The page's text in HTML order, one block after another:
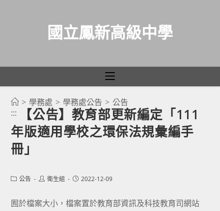
國立鳳新高級中學
> 學務處 > 學務處公告 > 公告
:::
【公告】教育部更新編定「111
年版適用學校之環保法規彙編手
冊」
Post公告
Post衛生組
Post2022-12-09
囿於檔案大小，檔案置於教育部資訊及科技教育司網站